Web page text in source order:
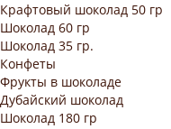
Крафтовый шоколад 50 гр
Шоколад 60 гр
Шоколад 35 гр.
Конфеты
Фрукты в шоколаде
Дубайский шоколад
Шоколад 180 гр